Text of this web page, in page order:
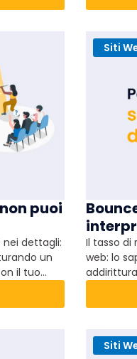
puoi
nei dettagli:
un
il tuo
che vi
Siti
Il tasso di
web: lo
su
Siti